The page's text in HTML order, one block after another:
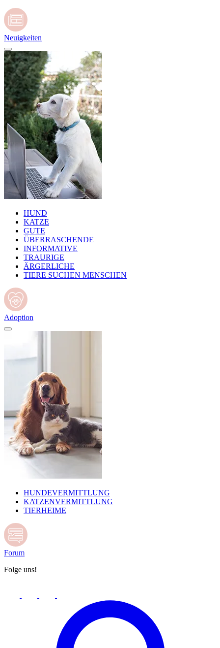
Neuigkeiten
HUND
KATZE
GUTE
ÜBERRASCHENDE
INFORMATIVE
TRAURIGE
ÄRGERLICHE
TIERE SUCHEN MENSCHEN
Adoption
HUNDEVERMITTLUNG
KATZENVERMITTLUNG
TIERHEIME
Forum
Folge uns!